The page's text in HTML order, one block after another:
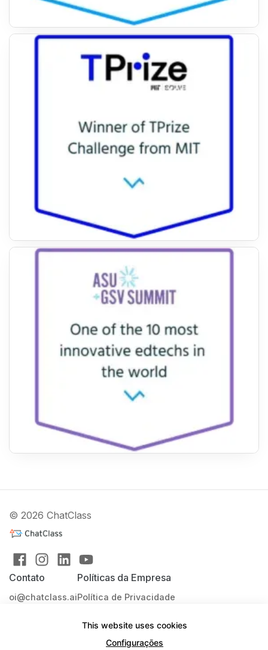
© 2026 ChatClass
Contato
oi@chatclass.ai
Políticas da Empresa
Política de Privacidade
This website uses cookies
Configuraçōes